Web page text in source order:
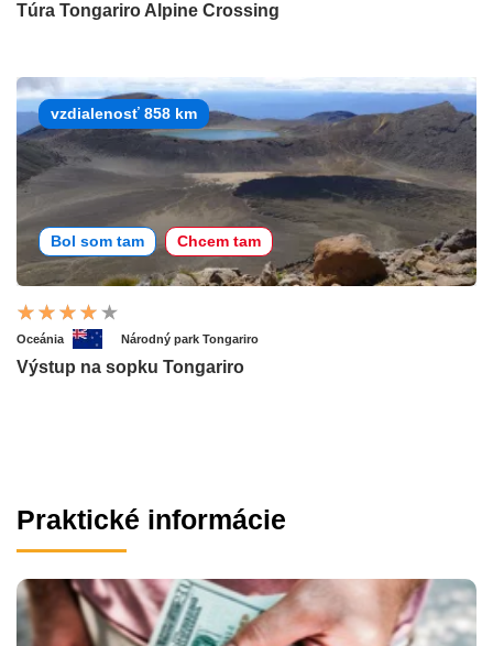
Túra Tongariro Alpine Crossing
vzdialenosť 858 km
Bol som tam Chcem tam
Oceánia Národný park Tongariro
Výstup na sopku Tongariro
Praktické informácie